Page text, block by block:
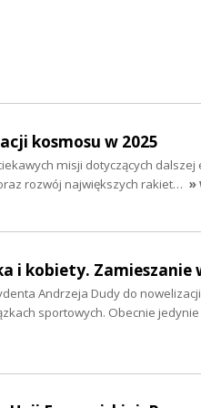
kosmosu w 2025
misji dotyczących
rozwój największych rakiet… »
i kobiety. Zamieszanie
Andrzeja Dudy do
sportowych. Obecnie